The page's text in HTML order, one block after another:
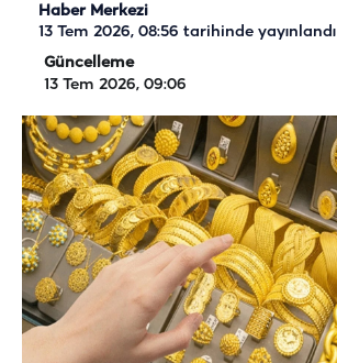
Haber Merkezi
13 Tem 2026, 08:56 tarihinde yayınlandı
Güncelleme
13 Tem 2026, 09:06